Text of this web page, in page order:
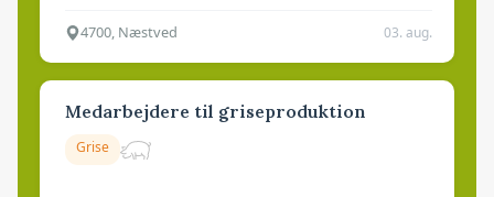
4700, Næstved 03. aug.
Medarbejdere til griseproduktion
Grise